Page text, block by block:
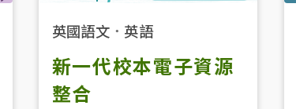
英國語文． 英語
新一代校本電子資源
整合